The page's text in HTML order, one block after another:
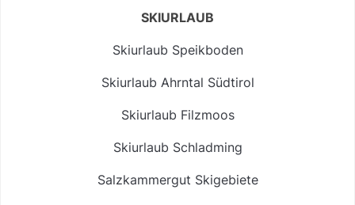
SKIURLAUB
Skiurlaub Speikboden
Skiurlaub Ahrntal Südtirol
Skiurlaub Filzmoos
Skiurlaub Schladming
Salzkammergut Skigebiete